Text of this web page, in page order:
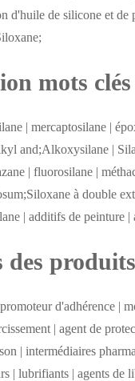
d'huile de silicone et
mots clés
| mercaptosilane |
and;Alkoxysilane |
| fluorosilane |
à double
| additifs de peinture |
des
d'adhérence |
| agent de
| intermédiaires
| lubrifiants | agents de